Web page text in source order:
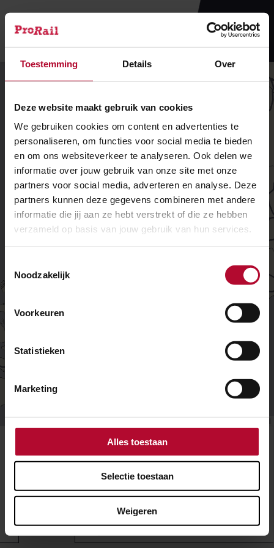
Toestemming Details Over
Deze website maakt gebruik van cookies
We gebruiken cookies om content en advertenties te
personaliseren, om functies voor social media te bieden
en om ons websiteverkeer te analyseren. Ook delen we
informatie over jouw gebruik van onze site met onze
partners voor social media, adverteren en analyse. Deze
partners kunnen deze gegevens combineren met andere
informatie die jij aan ze hebt verstrekt of die ze hebben
verzameld op basis van jouw gebruik van hun services.
Noodzakelijk
Voorkeuren
Statistieken
Marketing
Alles toestaan
Selectie toestaan
Weigeren
Navigatie
Menu
Open
zijbalk
Storingen en
werkzaamheden
−
ProRail